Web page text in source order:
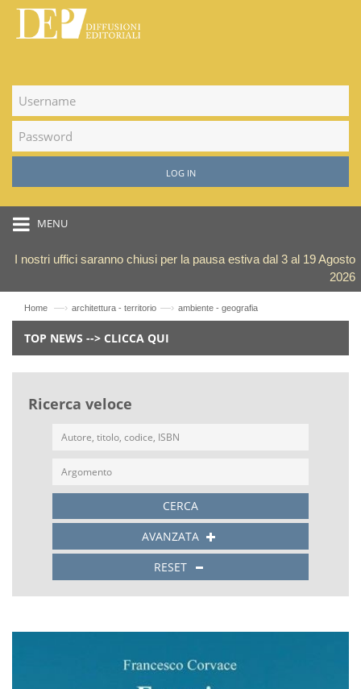
LOG IN
MENU
I nostri uffici saranno chiusi per la pausa estiva dal 3 al 19 Agosto
2026
Home —› architettura - territorio —› ambiente - geografia
TOP NEWS --> CLICCA QUI
Ricerca veloce
CERCA
AVANZATA
RESET